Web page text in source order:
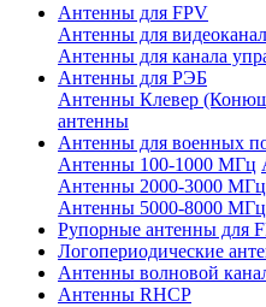
Антенны для FPV
Антенны для
Антенны для канала
Антенны для РЭБ
Антенны Клевер
антенны
Антенны для военных
Антенны 100-1000 МГц
Антенны 2000-3000 МГц
Антенны 5000-8000 МГц
Рупорные антенны для
Логопериодические
Антенны волновой
Антенны RHCP